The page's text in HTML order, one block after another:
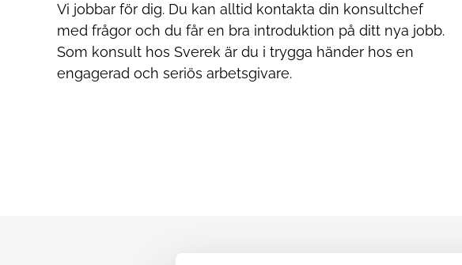
Vi jobbar för dig. Du kan alltid kontakta din konsultchef
med frågor och du får en bra introduktion på ditt nya jobb.
Som konsult hos Sverek är du i trygga händer hos en
engagerad och seriös arbetsgivare.